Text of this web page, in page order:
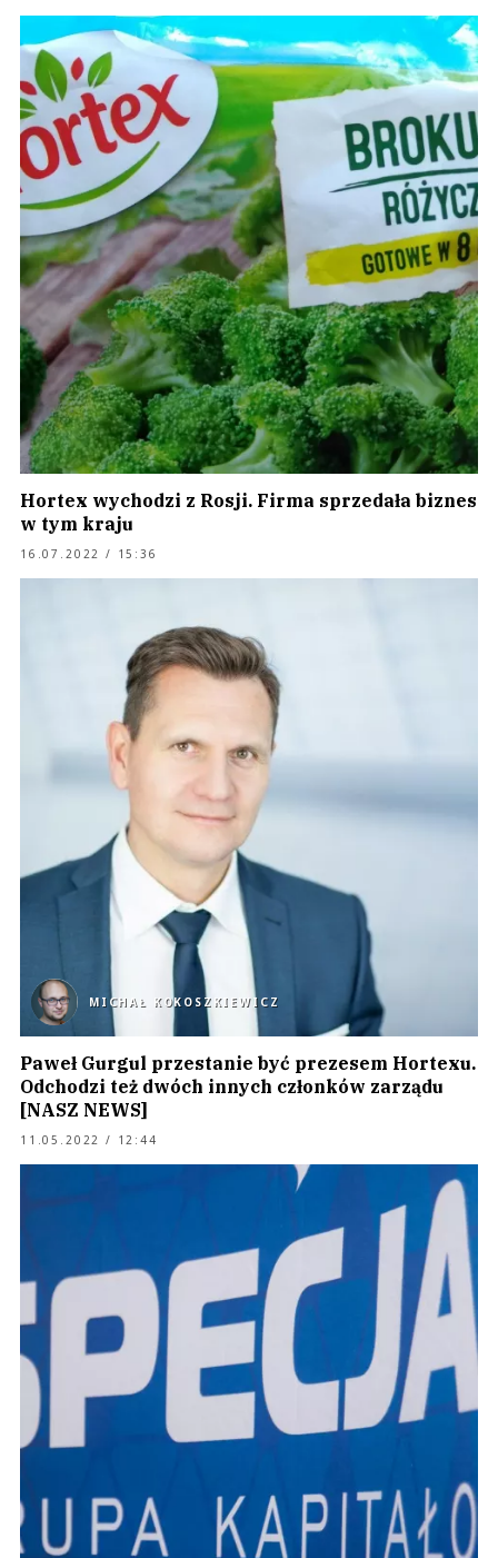
Hortex wychodzi z Rosji. Firma sprzedała biznes
w tym kraju
16.07.2022 / 15:36
MICHAŁ KOKOSZKIEWICZ
Paweł Gurgul przestanie być prezesem Hortexu.
Odchodzi też dwóch innych członków zarządu
[NASZ NEWS]
11.05.2022 / 12:44